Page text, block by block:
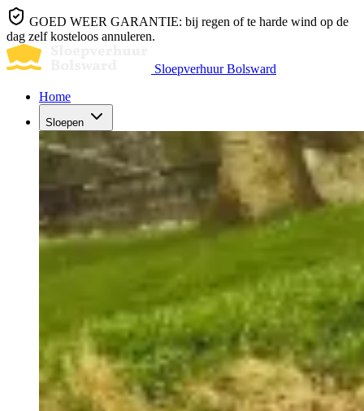
GOED WEER GARANTIE: bij regen of te harde wind op de
dag zelf kosteloos annuleren.
Sloepverhuur Bolsward
Home
Sloepen